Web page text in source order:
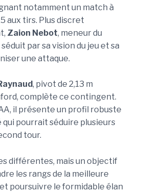
notamment un match à
aux tirs. Plus discret
Zaion Nebot, meneur du
par sa vision du jeu et sa
une attaque.
, pivot de 2,13 m
complète ce contingent.
il présente un profil robuste
pourrait séduire plusieurs
tour.
différentes, mais un objectif
les rangs de la meilleure
poursuivre le formidable élan